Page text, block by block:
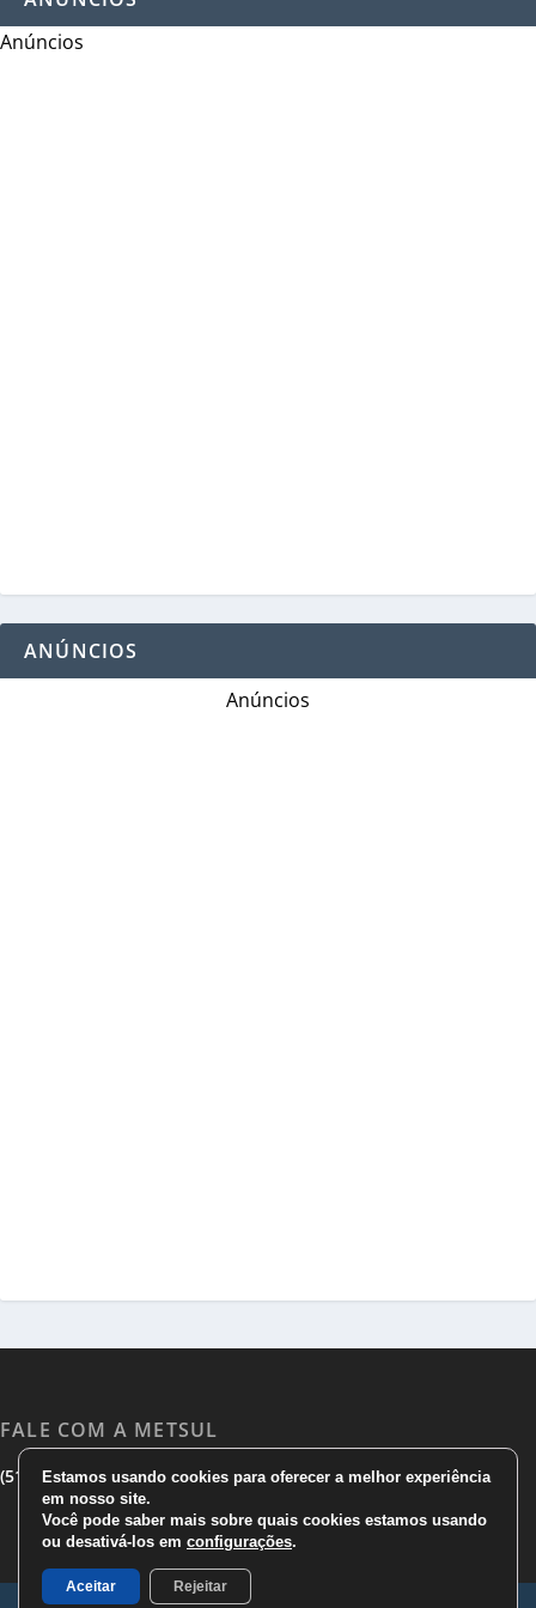
Anúncios
ANÚNCIOS
Anúncios
FALE COM A METSUL
(51) 3533 1983|(51)3785 7752|comercial@metsul.com
Estamos usando cookies para oferecer a melhor experiência
em nosso site.
Você pode saber mais sobre quais cookies estamos usando
ou desativá-los em configurações.
Aceitar Rejeitar